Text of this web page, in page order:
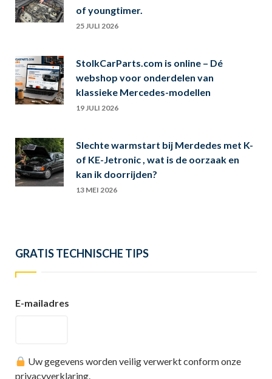
of youngtimer.
25 JULI 2026
StolkCarParts.com is online – Dé
webshop voor onderdelen van
klassieke Mercedes-modellen
19 JULI 2026
Slechte warmstart bij Merdedes met K-
of KE-Jetronic , wat is de oorzaak en
kan ik doorrijden?
13 MEI 2026
GRATIS TECHNISCHE TIPS
E-mailadres
Uw gegevens worden veilig verwerkt conform onze
privacyverklaring.